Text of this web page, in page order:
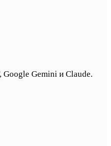
Google Gemini и Claude.